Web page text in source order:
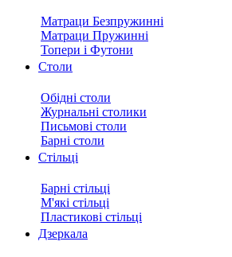
Матраци Безпружинні
Матраци Пружинні
Топери і Футони
Столи
Обідні столи
Журнальні столики
Письмові столи
Барні столи
Стільці
Барні стільці
М'які стільці
Пластикові стільці
Дзеркала